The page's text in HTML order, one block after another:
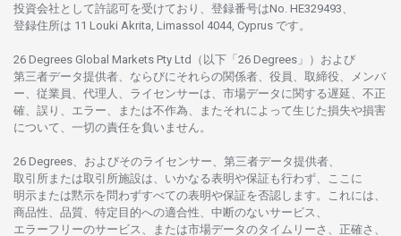
投資会社として許認可を受けており、 登録番号はNo. HE329493、
登録住所は 11 Louki Akrita, Limassol 4044, Cyprus です。
26 Degrees Global Markets Pty Ltd（以下「26 Degrees」） および
第三者データ提供者、ならびにそれらの関係者、役員、取締役、メンバ
ー、従業員、代理人、ライセンサーは、 市場データに関する遅延、不正
確、誤り、エラー、
または不作為、 またそれによって生じた損失や損害
について、 一切の責任を負いません。
26 Degrees、 およびそのライセンサー、 第三者データ提供者、
取引所または取引所施設は、いかなる表明や保証も行わず、 ここに
明示または黙示を 問わずすべての表明や保証を否認し ます。 これには、
商品性、品質、 特定目的への適合性、 中断のないサービス、
エラーフリーのサービス、 または市場データのタイムリーさ、正確さ、